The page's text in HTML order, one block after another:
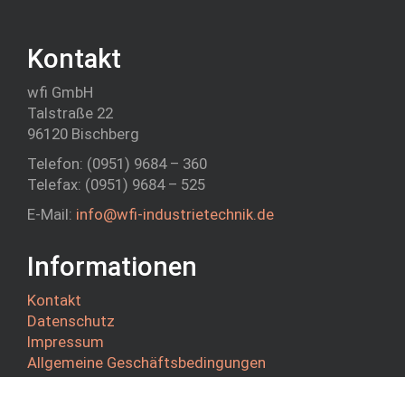
Kontakt
wfi GmbH
Talstraße 22
96120 Bischberg
Telefon: (0951) 9684 – 360
Telefax: (0951) 9684 – 525
E-Mail: info@wfi-industrietechnik.de
Informationen
Kontakt
Datenschutz
Impressum
Allgemeine Geschäftsbedingungen